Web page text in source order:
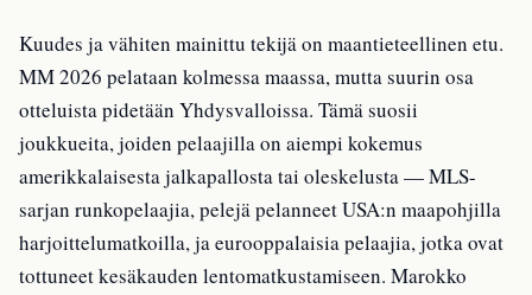
Kuudes ja vähiten mainittu tekijä on maantieteellinen etu.
MM 2026 pelataan kolmessa maassa, mutta suurin osa
otteluista pidetään Yhdysvalloissa. Tämä suosii
joukkueita, joiden pelaajilla on aiempi kokemus
amerikkalaisesta jalkapallosta tai oleskelusta — MLS-
sarjan runkopelaajia, pelejä pelanneet USA:n maapohjilla
harjoittelumatkoilla, ja eurooppalaisia pelaajia, jotka ovat
tottuneet kesäkauden lentomatkustamiseen. Marokko